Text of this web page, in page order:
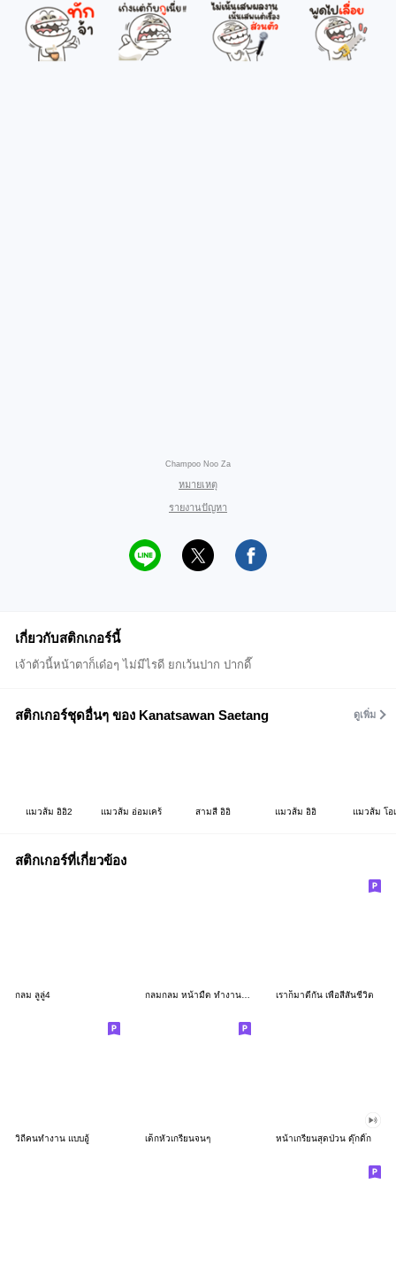
Champoo Noo Za
หมายเหตุ
รายงานปัญหา
เกี่ยวกับสติกเกอร์นี้
เจ้าตัวนี้หน้าตาก็เด๋อๆ ไม่มีไรดี ยกเว้นปาก ปากดี๊
สติกเกอร์ชุดอื่นๆ ของ Kanatsawan Saetang ดูเพิ่ม
แมวส้ม อิอิ2 แมวส้ม อ่อมเคร้ สามสี อิอิ แมวส้ม อิอิ แมวส้ม โอ
สติกเกอร์ที่เกี่ยวข้อง
กลม ลูลู่4 กลมกลม หน้ามืด ทำงาน 3D เราก็มาตีกัน เพื่อสีสันชีวิต
วิถีคนทำงาน แบบอู้ เด็กหัวเกรียนจนๆ หน้าเกรียนสุดป่วน ดุ๊กดิ๊ก